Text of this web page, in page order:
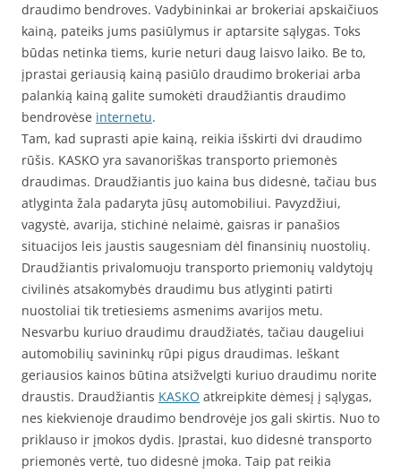
draudimo bendroves. Vadybininkai ar brokeriai apskaičiuos
kainą, pateiks jums pasiūlymus ir aptarsite sąlygas. Toks
būdas netinka tiems, kurie neturi daug laisvo laiko. Be to,
įprastai geriausią kainą pasiūlo draudimo brokeriai arba
palankią kainą galite sumokėti draudžiantis draudimo
bendrovėse internetu.
Tam, kad suprasti apie kainą, reikia išskirti dvi draudimo
rūšis. KASKO yra savanoriškas transporto priemonės
draudimas. Draudžiantis juo kaina bus didesnė, tačiau bus
atlyginta žala padaryta jūsų automobiliui. Pavyzdžiui,
vagystė, avarija, stichinė nelaimė, gaisras ir panašios
situacijos leis jaustis saugesniam dėl finansinių nuostolių.
Draudžiantis privalomuoju transporto priemonių valdytojų
civilinės atsakomybės draudimu bus atlyginti patirti
nuostoliai tik tretiesiems asmenims avarijos metu.
Nesvarbu kuriuo draudimu draudžiatės, tačiau daugeliui
automobilių savininkų rūpi pigus draudimas. Ieškant
geriausios kainos būtina atsižvelgti kuriuo draudimu norite
draustis. Draudžiantis KASKO atkreipkite dėmesį į sąlygas,
nes kiekvienoje draudimo bendrovėje jos gali skirtis. Nuo to
priklauso ir įmokos dydis. Įprastai, kuo didesnė transporto
priemonės vertė, tuo didesnė įmoka. Taip pat reikia